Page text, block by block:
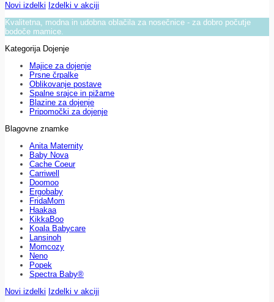
Novi izdelki Izdelki v akciji
Kvalitetna, modna in udobna oblačila za nosečnice - za dobro počutje
bodoče mamice.
Kategorija Dojenje
Majice za dojenje
Prsne črpalke
Oblikovanje postave
Spalne srajce in pižame
Blazine za dojenje
Pripomočki za dojenje
Blagovne znamke
Anita Maternity
Baby Nova
Cache Coeur
Carriwell
Doomoo
Ergobaby
FridaMom
Haakaa
KikkaBoo
Koala Babycare
Lansinoh
Momcozy
Neno
Popek
Spectra Baby®
Novi izdelki Izdelki v akciji